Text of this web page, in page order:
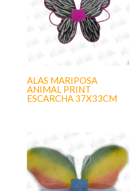
ALAS MARIPOSA
ANIMAL PRINT
ESCARCHA 37X33CM